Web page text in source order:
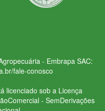
- Embrapa SAC:
fale-conosco
licenciado sob a Licença
- SemDerivações